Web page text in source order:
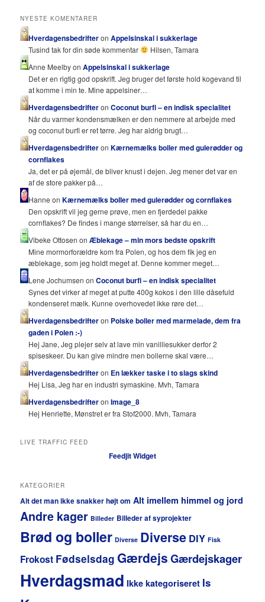
NYESTE KOMENTARER
HverdagensbedrifteronAppelsinskal i sukkerlage
Tusind tak for din søde kommentar
Hilsen, Tamara
Anne Meelby onAppelsinskal i sukkerlage
Det er en rigtig god opskrift. Jeg bruger det første hold kogevand til
at komme i min te. Mine appelsiner…
HverdagensbedrifteronCoconut burfi – en indisk specialitet
Når du varmer kondensmælken er den nemmere at arbejde med
og coconut burfi er ret tørre. Jeg har aldrig brugt…
HverdagensbedrifteronKærnemælks boller med gulerødder og
cornflakes
Ja, det er på øjemål, de bliver knust i dejen. Jeg mener det var en
af de store pakker på…
Hanne onKærnemælks boller med gulerødder og cornflakes
Den opskrift vil jeg gerne prøve, men en fjerdedel pakke
cornflakes? De findes i mange størrelser, så har du en…
Vibeke Ottosen onÆblekage – min mors bedste opskrift
Mine mormorforældre kom fra Polen, og hos dem fik jeg en
æblekage, som jeg holdt meget af. Denne kommer meget…
Lene Jochumsen onCoconut burfi – en indisk specialitet
Synes det virker af meget at putte 400g kokos i den lille dåsefuld
kondenseret mælk. Kunne overhovedet ikke røre det…
Hverdagensbedrifteron Polske boller med marmelade, dem fra
gaden i Polen :-)
Hej Jane, Jeg plejer selv at lave min vanilliesukker derfor 2
spiseskeer. Du kan give mindre men bollerne skal være…
Hverdagensbedrifteron En lækker taske i to slags skind
Hej Lisa, Jeg har en industri symaskine. Mvh, Tamara
HverdagensbedrifteronImage_8
Hej Henriette, Mønstret er fra Stof2000. Mvh, Tamara
LIVE TRAFFIC FEED
Feedjit Widget
KATEGORIER
Alt det man ikke snakker højt om Alt imellem himmel og jord
Andre kager Billeder Billeder af syprojekter
Brød og boller Diverse Diverse DIY Fisk
Frokost Fødselsdag GærdejsGærdejskager
Hverdagsmad Ikke kategoriseret Is